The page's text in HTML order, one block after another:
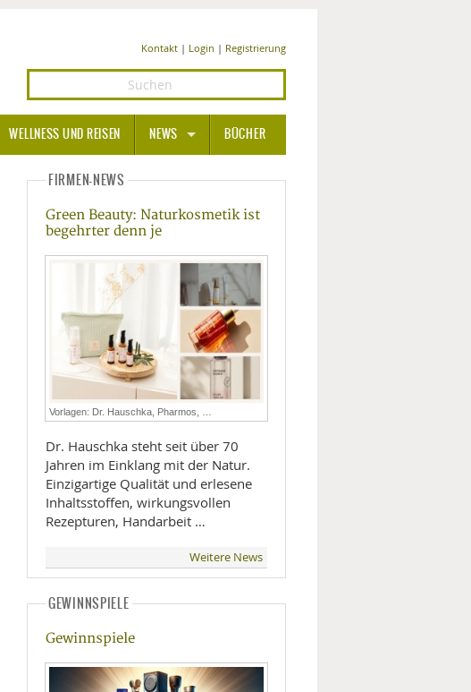
Kontakt| Login | Registrierung
WELLNESS UND REISEN NEWS
MEDIZIN UND PHARMA
ERNÄHRUNG
BEAUTY UND PFLEGE
SPORT UND FITNESS
WELLNESS UND REISEN
LIFESTYLE
MOBILITÄT
BÜCHER
FIRMEN-NEWS
Green Beauty: Naturkosmetik ist
begehrter denn je
Vorlagen: Dr. Hauschka, Pharmos, …
Dr. Hauschka steht seit über 70
Jahren im Einklang mit der Natur.
Einzigartige Qualität und erlesene
Inhaltsstoffen, wirkungsvollen
Rezepturen, Handarbeit …
Weitere News
GEWINNSPIELE
Gewinnspiele